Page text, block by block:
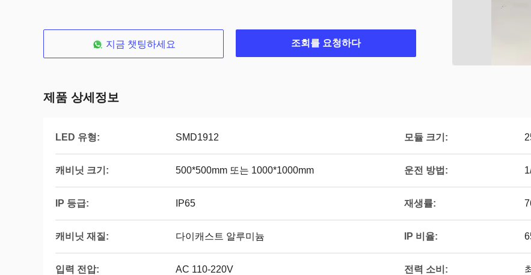
지금 챗팅하세요 조회를 요청하다
제품 상세정보
LED 유형: SMD1912 모듈 크기:
캐비닛 크기: 500*500mm 또는 1000*1000mm 운전 방법:
IP 등급: IP65 재생률:
캐비닛 재질: 다이캐스트 알루미늄 IP 비율:
입력 전압: AC 110-220V 전력 소비: